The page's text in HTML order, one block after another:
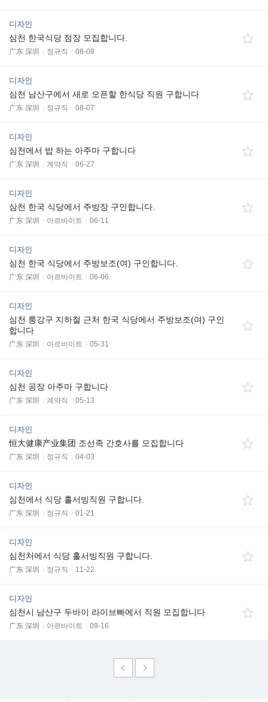
디자인
심천 한국식당 점장 모집합니다.
广东 深圳 정규직 08-08
디자인
심천 남산구에서 새로 오픈할 한식당 직원 구합니다
广东 深圳 정규직 08-07
디자인
심천에서 밥 하는 아주마 구합니다
广东 深圳 계약직 06-27
디자인
심천 한국 식당에서 주방장 구인합니다.
广东 深圳 아르바이트 06-11
디자인
심천 한국 식당에서 주방보조(여) 구인합니다.
广东 深圳 아르바이트 06-06
디자인
심천 룽강구 지하철 근처 한국 식당에서 주방보조(여) 구인
합니다
广东 深圳 아르바이트 05-31
디자인
심천 공장 아주마 구합니다
广东 深圳 계약직 05-13
디자인
恒大健康产业集团 조선족 간호사를 모집합니다
广东 深圳 정규직 04-03
디자인
심천에서 식당 홀서빙직원 구합니다.
广东 深圳 정규직 01-21
디자인
심천처에서 식당 홀서빙직원 구합니다.
广东 深圳 정규직 11-22
디자인
심천시 남산구 두바이 라이브빠에서 직원 모집합니다
广东 深圳 아르바이트 09-16